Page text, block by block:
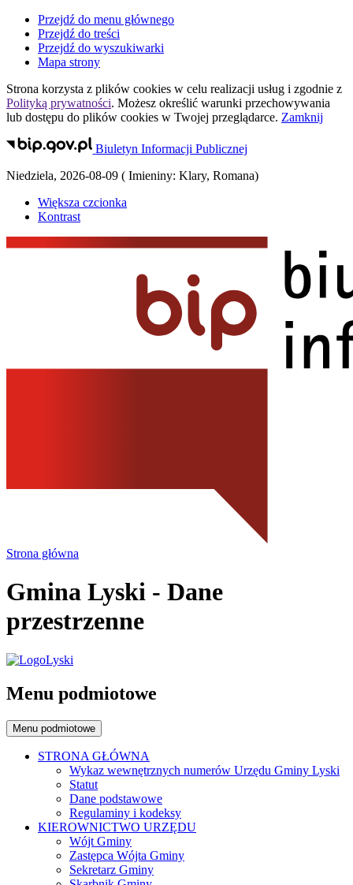
Przejdź do menu głównego
Przejdź do treści
Przejdź do wyszukiwarki
Mapa strony
Strona korzysta z plików cookies w celu realizacji usług i zgodnie z
Polityką prywatności. Możesz określić warunki przechowywania
lub dostępu do plików cookies w Twojej przeglądarce. Zamknij
Biuletyn Informacji Publicznej
Niedziela, 2026-08-09 ( Imieniny: Klary, Romana)
Większa czcionka
Kontrast
Strona główna
Gmina Lyski - Dane
przestrzenne
Menu podmiotowe
Menu podmiotowe
STRONA GŁÓWNA
Wykaz wewnętrznych numerów Urzędu Gminy Lyski
Statut
Dane podstawowe
Regulaminy i kodeksy
KIEROWNICTWO URZĘDU
Wójt Gminy
Zastępca Wójta Gminy
Sekretarz Gminy